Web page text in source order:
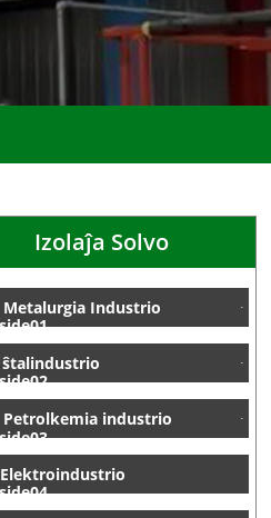
Izolaĵa Solvo
Metalurgia Industrio
ŝtalindustrio
Petrolkemia industrio
Elektroindustrio